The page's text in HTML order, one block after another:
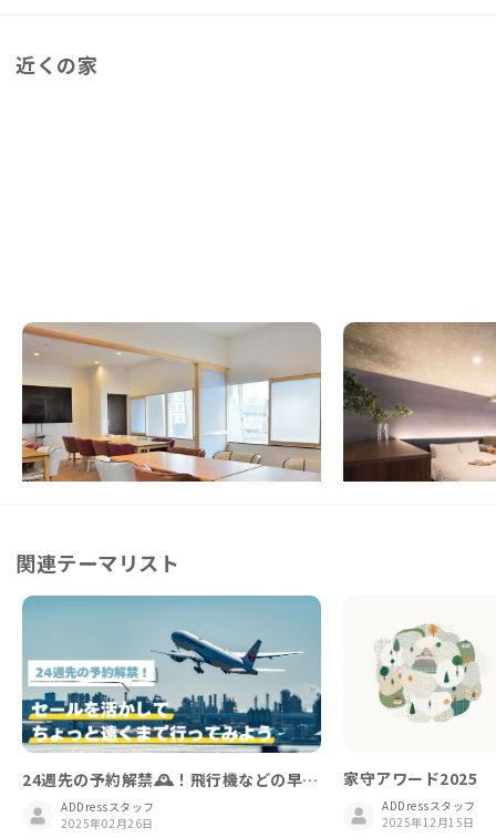
近くの家
琴平B邸
香川県 ホテル/旅館
【金刀比羅宮徒歩圏・提携施設利用可】まち
の暮らしに溶け込む町家ステイ
この家からの距離 0km
琴平D邸
香川県 ホテル/旅館
【まるっと貸切専用
空き店舗をリノベー
した高級感あるお宿
この家からの距離 0km
関連テーマリスト
24週先の予約解禁🕰️！飛行機などの早
割/セールを活かして、普段と違うエリア
を楽しみませんか？🏝️
ADDressスタッフ
2025年02月26日
家守アワード2025
ADDressスタッフ
2025年12月15日